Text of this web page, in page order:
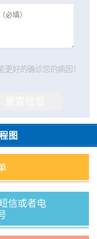
好的确诊您的病因！
图
信或者电